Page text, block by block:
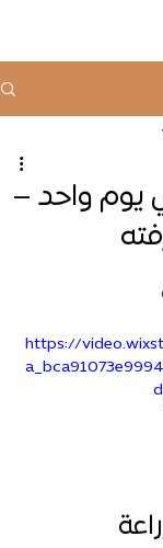
يوم واحد –
https://